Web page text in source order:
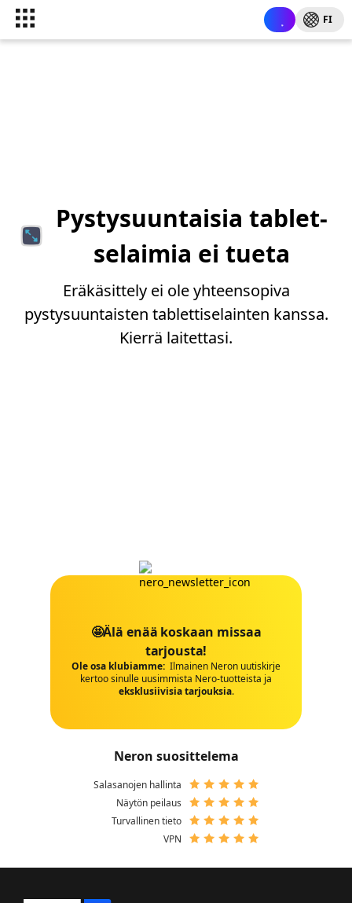
FI
Pystysuuntaisia tablet-
selaimia ei tueta
Eräkäsittely ei ole yhteensopiva
pystysuuntaisten tablettiselainten kanssa.
Kierrä laitettasi.
🤩Älä enää koskaan missaa
tarjousta!
Ole osa klubiamme: Ilmainen Neron uutiskirje
kertoo sinulle uusimmista Nero-tuotteista ja
eksklusiivisia tarjouksia.
Neron suosittelema
Salasanojen hallinta
Näytön peilaus
Turvallinen tieto
VPN